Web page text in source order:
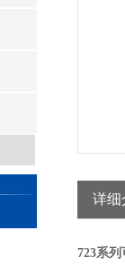
详细
723系